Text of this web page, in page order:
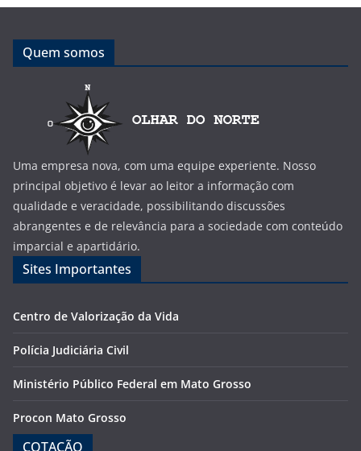
Quem somos
Uma empresa nova, com uma equipe experiente. Nosso
principal objetivo é levar ao leitor a informação com
qualidade e veracidade, possibilitando discussões
abrangentes e de relevância para a sociedade com conteúdo
imparcial e apartidário.
Sites Importantes
Centro de Valorização da Vida
Polícia Judiciária Civil
Ministério Público Federal em Mato Grosso
Procon Mato Grosso
COTAÇÃO